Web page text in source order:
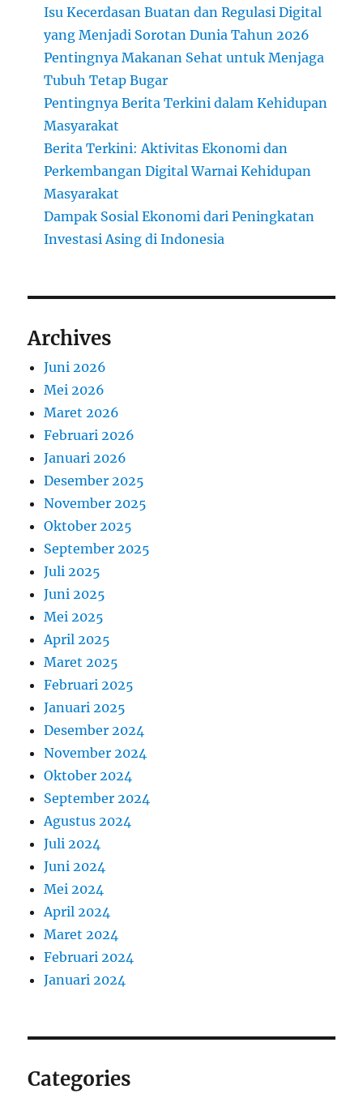
Isu Kecerdasan Buatan dan Regulasi Digital
yang Menjadi Sorotan Dunia Tahun 2026
Pentingnya Makanan Sehat untuk Menjaga
Tubuh Tetap Bugar
Pentingnya Berita Terkini dalam Kehidupan
Masyarakat
Berita Terkini: Aktivitas Ekonomi dan
Perkembangan Digital Warnai Kehidupan
Masyarakat
Dampak Sosial Ekonomi dari Peningkatan
Investasi Asing di Indonesia
Archives
Juni 2026
Mei 2026
Maret 2026
Februari 2026
Januari 2026
Desember 2025
November 2025
Oktober 2025
September 2025
Juli 2025
Juni 2025
Mei 2025
April 2025
Maret 2025
Februari 2025
Januari 2025
Desember 2024
November 2024
Oktober 2024
September 2024
Agustus 2024
Juli 2024
Juni 2024
Mei 2024
April 2024
Maret 2024
Februari 2024
Januari 2024
Categories